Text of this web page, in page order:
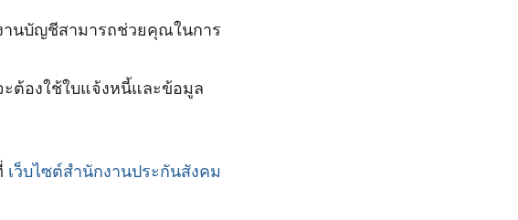
นบัญชีสามารถช่วยคุณในการ
ต้องใช้ใบแจ้งหนี้และข้อมูล
เว็บไซต์สำนักงานประกันสังคม